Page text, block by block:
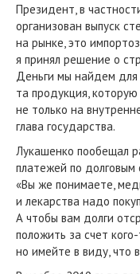
Президент, в
организован выпуск
на рынке, это
я принял решение о
Деньги мы найдем для
та продукция,
не только на
глава государства.
Лукашенко пообещал
платежей по долговым
«Вы же понимаете,
и лекарства надо
А чтобы вам долги
положить за счет
но имейте в виду, что